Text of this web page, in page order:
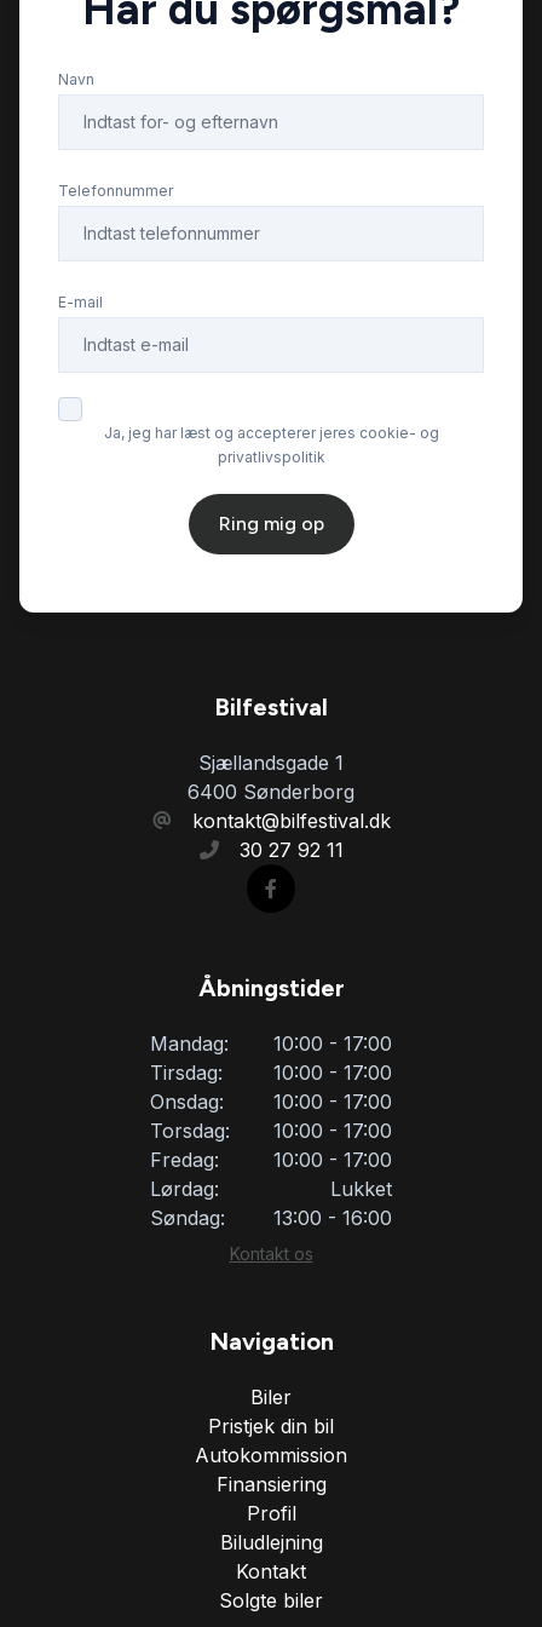
glastag
højdejusterbare forsæder
læderrat
USB tilslutning
Navn
Telefonnummer
E-mail
Ja, jeg har læst og accepterer jeres cookie- og
privatlivspolitik
Ring mig op
Bilfestival
Sjællandsgade 1
6400 Sønderborg
kontakt@bilfestival.dk
30 27 92 11
Åbningstider
Mandag:
10:00 - 17:00
Tirsdag:
10:00 - 17:00
Onsdag:
10:00 - 17:00
Torsdag:
10:00 - 17:00
Fredag:
10:00 - 17:00
Lørdag:
Lukket
Søndag:
13:00 - 16:00
Kontakt os
Navigation
Biler
Pristjek din bil
Autokommission
Finansiering
Profil
Biludlejning
Kontakt
Solgte biler